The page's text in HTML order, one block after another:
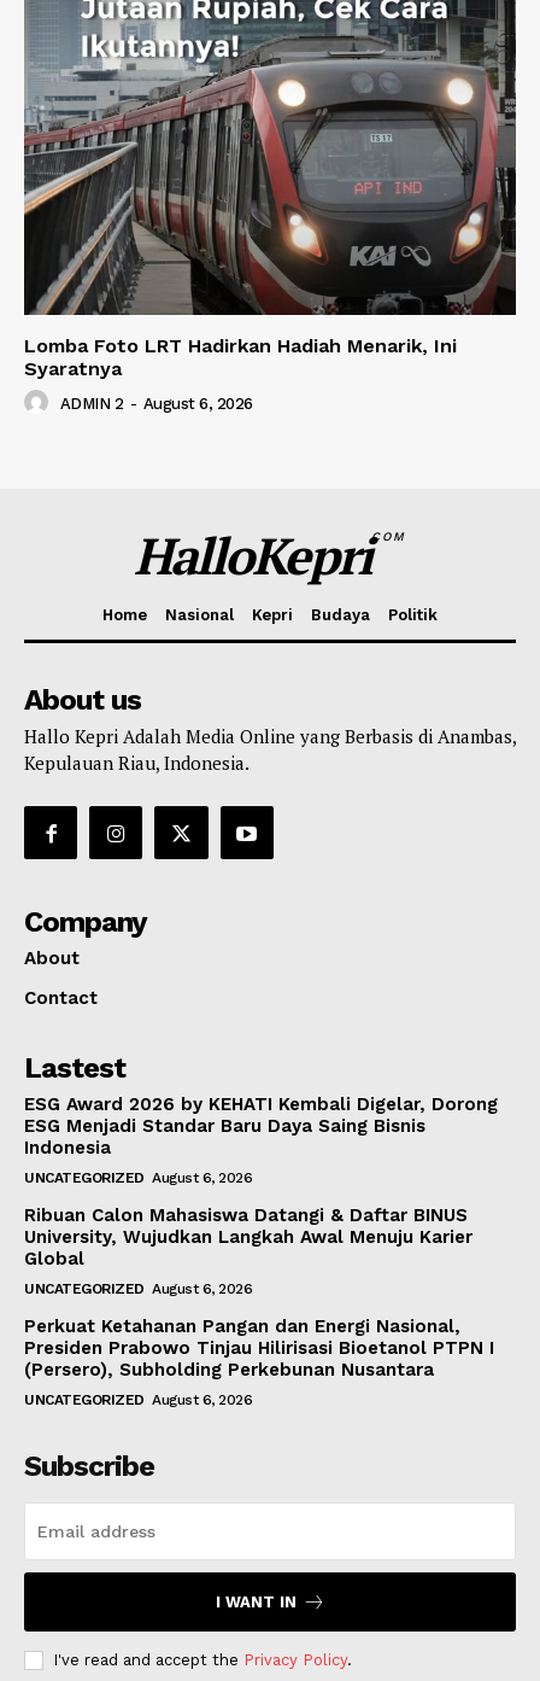
Lomba Foto LRT Hadirkan Hadiah Menarik, Ini
Syaratnya
ADMIN 2 - August 6, 2026
HalloKepriCOM
Home Nasional Kepri Budaya Politik
About us
Hallo Kepri Adalah Media Online yang Berbasis di Anambas,
Kepulauan Riau, Indonesia.
Company
About
Contact
Lastest
ESG Award 2026 by KEHATI Kembali Digelar, Dorong
ESG Menjadi Standar Baru Daya Saing Bisnis
Indonesia
UNCATEGORIZED August 6, 2026
Ribuan Calon Mahasiswa Datangi & Daftar BINUS
University, Wujudkan Langkah Awal Menuju Karier
Global
UNCATEGORIZED August 6, 2026
Perkuat Ketahanan Pangan dan Energi Nasional,
Presiden Prabowo Tinjau Hilirisasi Bioetanol PTPN I
(Persero), Subholding Perkebunan Nusantara
UNCATEGORIZED August 6, 2026
Subscribe
I WANT IN
I've read and accept the Privacy Policy.